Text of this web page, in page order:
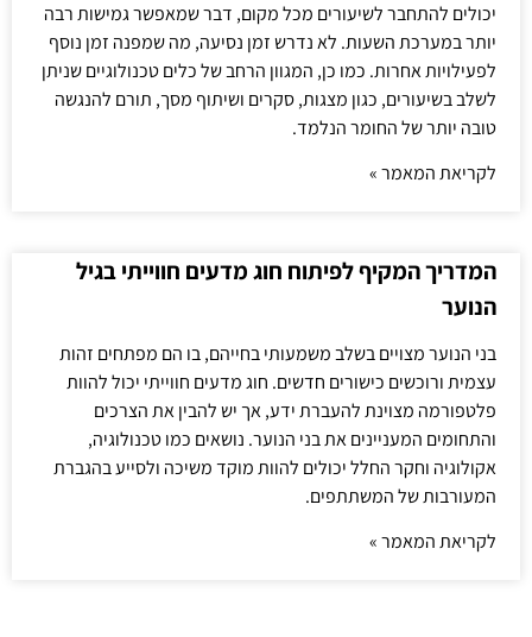
יכולים להתחבר לשיעורים מכל מקום, דבר שמאפשר גמישות רבה
יותר במערכת השעות. לא נדרש זמן נסיעה, מה שמפנה זמן נוסף
לפעילויות אחרות. כמו כן, המגוון הרחב של כלים טכנולוגיים שניתן
לשלב בשיעורים, כגון מצגות, סקרים ושיתוף מסך, תורם להנגשה
טובה יותר של החומר הנלמד.
לקריאת המאמר »
המדריך המקיף לפיתוח חוג מדעים חווייתי בגיל
הנוער
בני הנוער מצויים בשלב משמעותי בחייהם, בו הם מפתחים זהות
עצמית ורוכשים כישורים חדשים. חוג מדעים חווייתי יכול להוות
פלטפורמה מצוינת להעברת ידע, אך יש להבין את הצרכים
והתחומים המעניינים את בני הנוער. נושאים כמו טכנולוגיה,
אקולוגיה וחקר החלל יכולים להוות מוקד משיכה ולסייע בהגברת
המעורבות של המשתתפים.
לקריאת המאמר »